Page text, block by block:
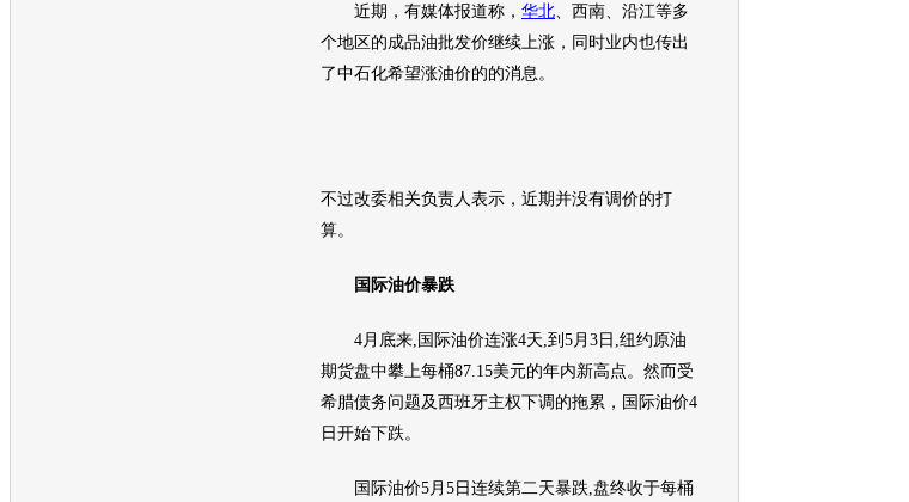
近期，有媒体报道称， 华北 、西南、沿江等多
个地区的成品油批发价继续上涨，同时业内也传出
了中石化希望涨油价的的消息。
不过改委相关负责人表示，近期并没有调价的打
算。
国际油价暴跌
4月底来,国际油价连涨4天,到5月3日,纽约原油
期货盘中攀上每桶87.15美元的年内新高点。然而受
希腊债务问题及西班牙主权下调的拖累，国际油价4
日开始下跌。
国际油价5月5日连续第二天暴跌,盘终收于每桶